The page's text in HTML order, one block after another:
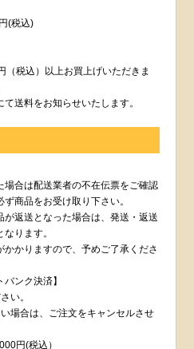
(税込)
（税込）以上お買上げいただきま
送料をお知らせいたします。
場合は配送業者の不在伝票をご確認
商品をお受け取り下さい。
が返送となった場合は、発送・返送
ります。
かかりますので、予めご了承くださ
バンク決済】
い。
場合は、ご注文をキャンセルさせ
円(税込）